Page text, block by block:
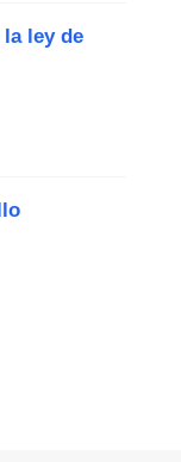
ley de